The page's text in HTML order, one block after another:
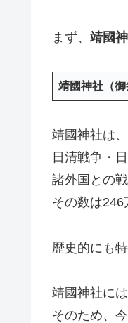
まず、 靖國
靖國神社 （
靖國神社は
日清戦争・
諸外国との
その数は246
歴史的にも
靖國神社に
そのため、